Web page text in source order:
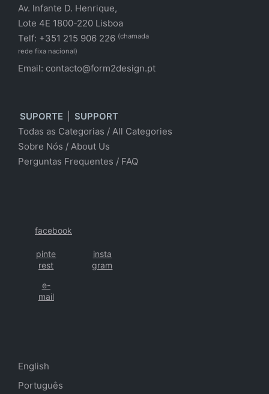
Av. Infante D. Henrique,
Lote 4E 1800-220 Lisboa
Telf: +351 215 906 226 (chamada
rede fixa nacional)
Email: contacto@form2design.pt
SUPORTE
SUPPORT
Todas as Categorias / All Categories
Sobre Nós / About Us
Perguntas Frequentes / FAQ
facebook
pinte
rest
insta
gram
e-
mail
English
Português